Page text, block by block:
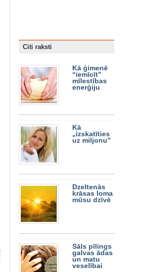
Citi raksti
Kā ģimenē
“iemīcīt”
mīlestības
enerģiju
Kā
„izskatīties
uz miljonu”
Dzeltenās
krāsas loma
mūsu dzīvē
Sāls pīlings
galvas ādas
un matu
veselībai